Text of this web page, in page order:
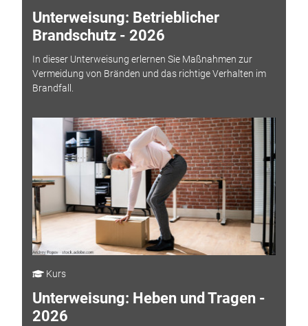
Unterweisung: Betrieblicher
Brandschutz - 2026
In dieser Unterweisung erlernen Sie Maßnahmen zur
Vermeidung von Bränden und das richtige Verhalten im
Brandfall.
Kurs
Unterweisung: Heben und Tragen -
2026